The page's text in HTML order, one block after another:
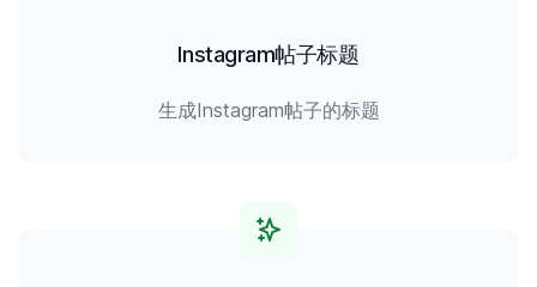
Instagram帖子标题
生成Instagram帖子的标题